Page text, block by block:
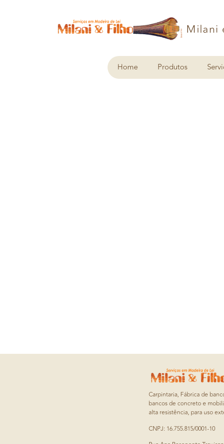
Milani
Home Produtos
Carpintaria, Fábrica de
bancos de concreto e
alta resistência, para uso
CNPJ: 16.755.815/0001-10